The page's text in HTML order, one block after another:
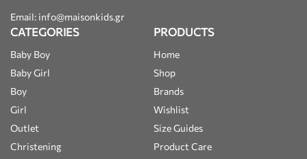
Email: info@maisonkids.gr
CATEGORIES
Baby Boy
Baby Girl
Boy
Girl
Outlet
Christening
PRODUCTS
Home
Shop
Brands
Wishlist
Size Guides
Product Care